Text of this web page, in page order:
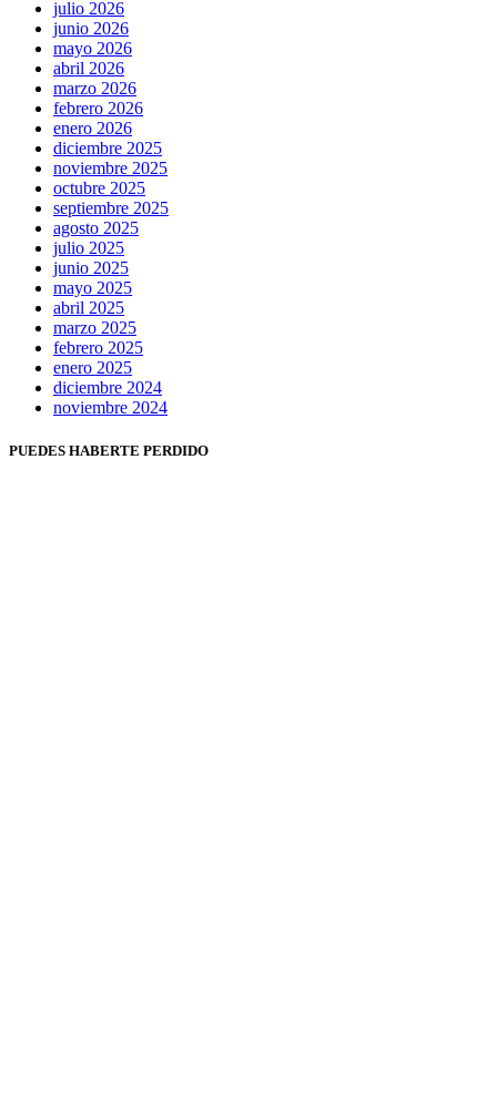
julio 2026
junio 2026
mayo 2026
abril 2026
marzo 2026
febrero 2026
enero 2026
diciembre 2025
noviembre 2025
octubre 2025
septiembre 2025
agosto 2025
julio 2025
junio 2025
mayo 2025
abril 2025
marzo 2025
febrero 2025
enero 2025
diciembre 2024
noviembre 2024
PUEDES HABERTE PERDIDO